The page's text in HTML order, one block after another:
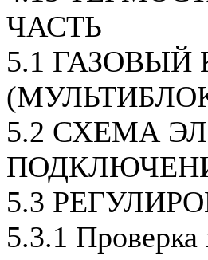
ЧАСТЬ
5.1 ГАЗОВЫЙ
5.2 СХЕМА
5.3
5.3.1 Проверка